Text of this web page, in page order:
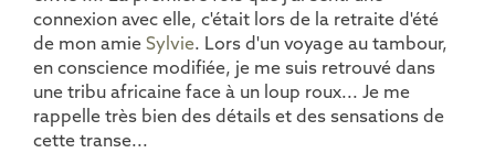
connexion avec elle, c'était lors de la retraite d'été
de mon amie Sylvie. Lors d'un voyage au tambour,
en conscience modifiée, je me suis retrouvé dans
une tribu africaine face à un loup roux... Je me
rappelle très bien des détails et des sensations de
cette transe...